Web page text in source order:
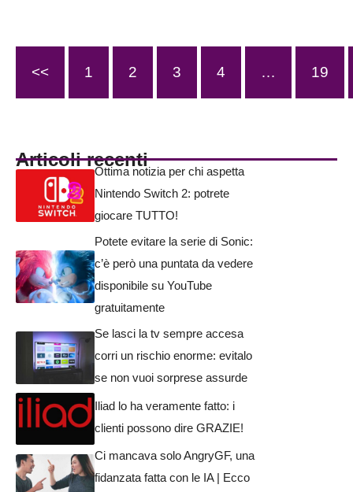
<< 1 2 3 4 … 19
Articoli recenti
Ottima notizia per chi aspetta
Nintendo Switch 2: potrete
giocare TUTTO!
Potete evitare la serie di Sonic:
c’è però una puntata da vedere
disponibile su YouTube
gratuitamente
Se lasci la tv sempre accesa
corri un rischio enorme: evitalo
se non vuoi sorprese assurde
Iliad lo ha veramente fatto: i
clienti possono dire GRAZIE!
Ci mancava solo AngryGF, una
fidanzata fatta con le IA | Ecco